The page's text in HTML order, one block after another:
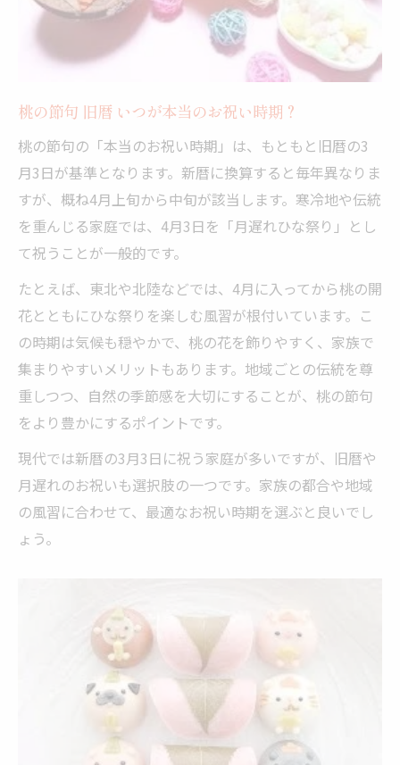
桃の節句 旧暦 いつが本当のお祝い時期？
桃の節句の「本当のお祝い時期」は、もともと旧暦の3
月3日が基準となります。新暦に換算すると毎年異なりま
すが、概ね4月上旬から中旬が該当します。寒冷地や伝統
を重んじる家庭では、4月3日を「月遅れひな祭り」とし
て祝うことが一般的です。
たとえば、東北や北陸などでは、4月に入ってから桃の開
花とともにひな祭りを楽しむ風習が根付いています。こ
の時期は気候も穏やかで、桃の花を飾りやすく、家族で
集まりやすいメリットもあります。地域ごとの伝統を尊
重しつつ、自然の季節感を大切にすることが、桃の節句
をより豊かにするポイントです。
現代では新暦の3月3日に祝う家庭が多いですが、旧暦や
月遅れのお祝いも選択肢の一つです。家族の都合や地域
の風習に合わせて、最適なお祝い時期を選ぶと良いでし
ょう。